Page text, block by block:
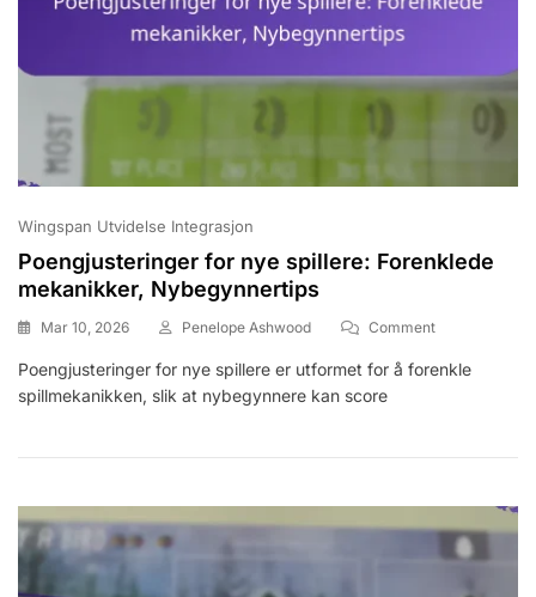
Wingspan Utvidelse Integrasjon
Poengjusteringer for nye spillere: Forenklede
mekanikker, Nybegynnertips
Mar 10, 2026 Penelope Ashwood CommentOn
For
Mekanikker,
Poengjusteringer for nye spillere er utformet for å forenkle
spillmekanikken, slik at nybegynnere kan score